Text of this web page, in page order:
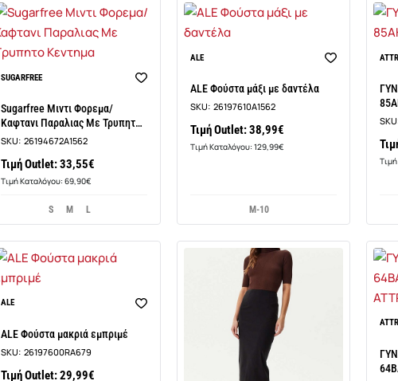
SUGARFREE
Sugarfree Μιντι Φορεμα/
Καφτανι Παραλιας Με Τρυπητο
Κεντημα
SKU: 26194672A1562
Τιμή Outlet: 33,55€
Τιμή Καταλόγου: 69,90€
S M L
ALE
ALE Φούστα μάξι με δαντέλα
SKU: 26197610A1562
Τιμή Outlet: 38,99€
Τιμή Καταλόγου: 129,99€
M-10
ALE
ALE Φούστα μακριά εμπριμέ
SKU: 26197600RA679
Τιμή Outlet: 29,99€